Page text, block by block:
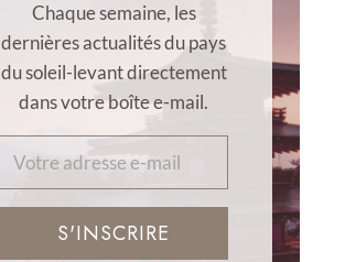
Chaque semaine, les
dernières actualités du pays
du soleil-levant directement
dans votre boîte e-mail.
S'INSCRIRE